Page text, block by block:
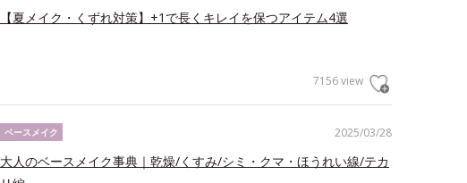
【夏メイク・くずれ対策】+1で長くキレイを保つアイテム4選
7156 view
2025/03/28
ベースメイク
大人のベースメイク事典｜乾燥/くすみ/シミ・クマ・ほうれい線/テカ